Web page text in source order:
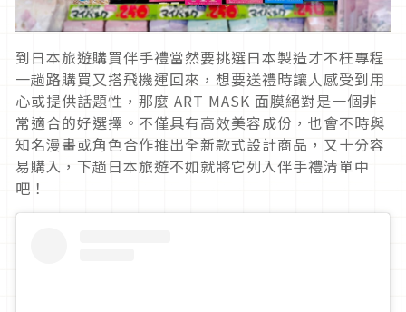
到日本旅遊購買伴手禮當然要挑選日本製造才不枉專程
一趟路購買又搭飛機運回來，想要送禮時讓人感受到用
心或提供話題性，那麼 ART MASK 面膜絕對是一個非
常適合的好選擇。不僅具有高效美容成份，也會不時與
知名漫畫或角色合作推出全新款式設計商品，又十分容
易購入，下趟日本旅遊不如就將它列入伴手禮清單中
吧！